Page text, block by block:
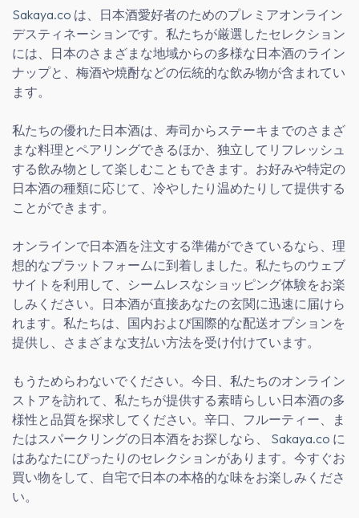
Sakaya.co は、日本酒愛好者のためのプレミアオンライン
デスティネーションです。私たちが厳選したセレクション
には、日本のさまざまな地域からの多様な日本酒のライン
ナップと、梅酒や焼酎などの伝統的な飲み物が含まれてい
ます。
私たちの優れた日本酒は、寿司からステーキまでのさまざ
まな料理とペアリングできるほか、独立してリフレッシュ
する飲み物として楽しむこともできます。お好みや特定の
日本酒の種類に応じて、冷やしたり温めたりして提供する
ことができます。
オンラインで日本酒を注文する準備ができているなら、理
想的なプラットフォームに到着しました。私たちのウェブ
サイトを利用して、シームレスなショッピング体験をお楽
しみください。日本酒が直接あなたの玄関に迅速に届けら
れます。私たちは、国内および国際的な配送オプションを
提供し、さまざまな支払い方法を受け付けています。
もうためらわないでください。今日、私たちのオンライン
ストアを訪れて、私たちが提供する素晴らしい日本酒の多
様性と品質を探求してください。辛口、フルーティー、ま
たはスパークリングの日本酒をお探しなら、 Sakaya.co に
はあなたにぴったりのセレクションがあります。今すぐお
買い物をして、自宅で日本の本格的な味をお楽しみくださ
い。